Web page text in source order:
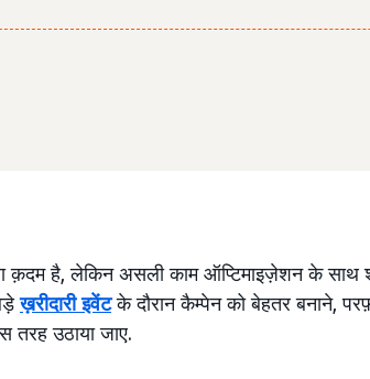
क़दम है, लेकिन असली काम ऑप्टिमाइज़ेशन के साथ
ख़रीदारी इवेंटके दौरान कैम्पेन को बेहतर बनाने,
तरह उठाया जाए.